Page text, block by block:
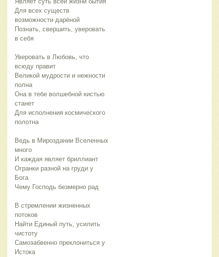
Для всех существ
возможности дарёной
Познать, свершить, уверовать
в себя
Уверовать в Любовь, что
всюду правит
Великой мудрости и нежности
полна
Она в тебе волшебной кистью
станет
Для исполнения космического
полотна
Ведь в Мироздании Вселенных
много
И каждая являет бриллиант
Огранки разной на груди у
Бога
Чему Господь безмерно рад
В стремлении жизненных
потоков
Найти Единый путь, усилить
чистоту
Самозабвенно преклониться у
Истока